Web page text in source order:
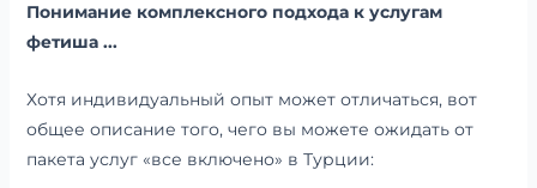
Понимание комплексного подхода к услугам
фетиша ...
Хотя индивидуальный опыт может отличаться, вот
общее описание того, чего вы можете ожидать от
пакета услуг «все включено» в Турции: